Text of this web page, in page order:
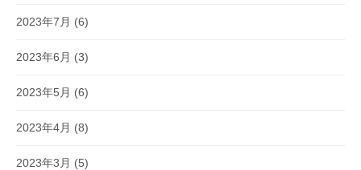
2023年7月 (6)
2023年6月 (3)
2023年5月 (6)
2023年4月 (8)
2023年3月 (5)